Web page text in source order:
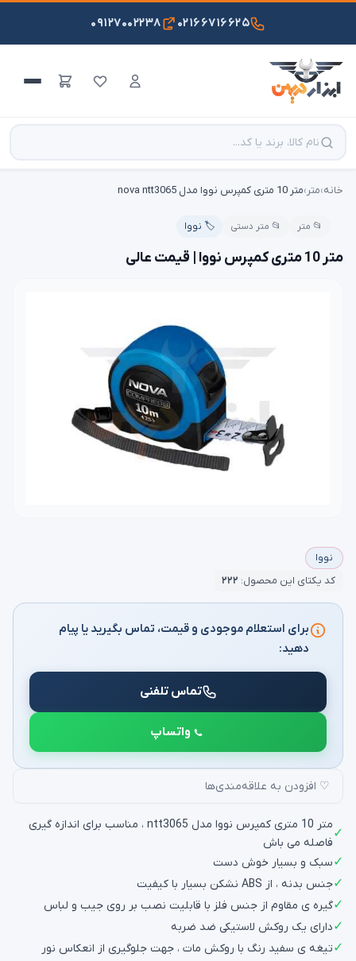
۰۲۱۶۶۷۱۶۶۲۵ ۰۹۱۲۷۰۰۲۲۳۸
خانه›متر›متر 10 متری کمپرس نووا مدل nova ntt3065
📂 متر 📂 متر دستی 🏷️ نووا
متر 10 متری کمپرس نووا | قیمت عالی
نووا
کد یکتای این محصول: ۲۲۲
برای استعلام موجودی و قیمت، تماس بگیرید یا پیام
دهید:
تماس تلفنی
واتساپ
♡ افزودن به علاقه‌مندی‌ها
✓
متر 10 متری کمپرس نووا مدل ntt3065 ، مناسب برای اندازه گیری
فاصله می باش
✓سبک و بسیار خوش دست
✓جنس بدنه ، از ABS نشکن بسیار با کیفیت
✓گیره ی مقاوم از جنس فلز با قابلیت نصب بر روی جیب و لباس
✓دارای یک روکش لاستیکی ضد ضربه
✓تیغه ی سفید رنگ با روکش مات ، جهت جلوگیری از انعکاس نور